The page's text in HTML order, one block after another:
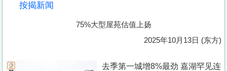
按揭新闻
75%大型屋苑估值上扬
2025年10月13日 (东方)
去季第一城增8%最劲 嘉湖罕见连